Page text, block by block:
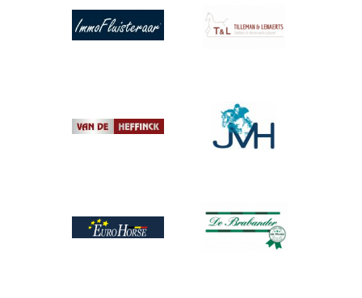
Afbeelding Afbeelding
Afbeelding
Afbeelding
Afbeelding
Afbeelding